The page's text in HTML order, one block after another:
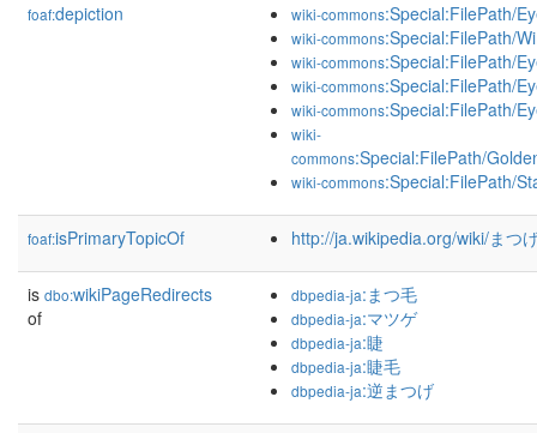
foaf:depiction wiki-commons:Special:FilePath/
wiki-commons:Special:FilePath/
wiki-commons:Special:FilePath/
wiki-commons:Special:FilePath/
wiki-commons:Special:FilePath/
wiki-
commons:Special:FilePath/
wiki-commons:Special:FilePath/
foaf:isPrimaryTopicOf http://ja.wikipedia.org/wiki/まつ
is dbo:wikiPageRedirects
of
dbpedia-ja:まつ毛
dbpedia-ja:マツゲ
dbpedia-ja:睫
dbpedia-ja:睫毛
dbpedia-ja:逆まつげ